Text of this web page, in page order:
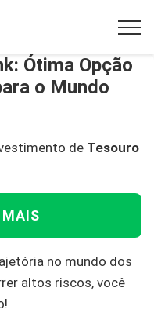
Ótima Opção
o Mundo
de Tesouro
MAIS
no mundo dos
altos riscos, você